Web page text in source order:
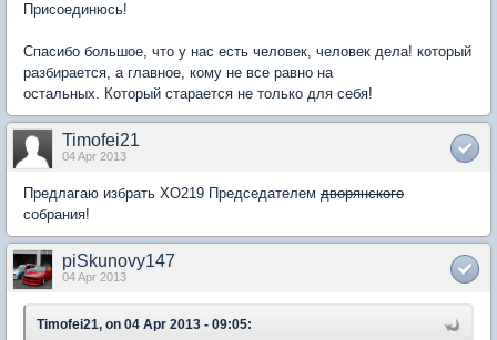
Присоединюсь!
Спасибо большое, что у нас есть человек, человек дела! который
разбирается, а главное, кому не все равно на
остальных. Который старается не только для себя!
Timofei21
04 Apr 2013
Предлагаю избрать ХО219 Председателем дворянского
собрания!
piSkunovy147
04 Apr 2013
Timofei21, on 04 Apr 2013 - 09:05: